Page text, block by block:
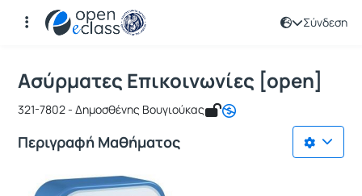
Σύνδεση
Αρχική Σελίδα
Μάθημα : Ασύρματες Επικοινωνίες
Κωδικός : ICSD123
Ασύρματες Επικοινωνίες [open]
321-7802 - Δημοσθένης Βουγιούκας
Περιγραφή Μαθήματος